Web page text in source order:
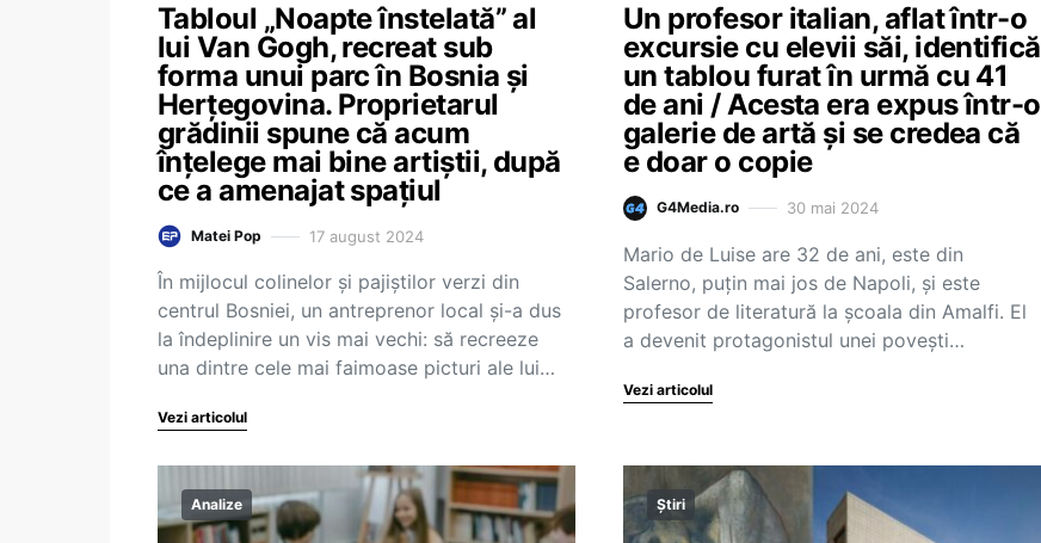
Tabloul „Noapte înstelată” al
lui Van Gogh, recreat sub
forma unui parc în Bosnia și
Herțegovina. Proprietarul
grădinii spune că acum
înțelege mai bine artiștii, după
ce a amenajat spațiul
Matei Pop 17 august 2024
În mijlocul colinelor şi pajiştilor verzi din
centrul Bosniei, un antreprenor local şi-a dus
la îndeplinire un vis mai vechi: să recreeze
una dintre cele mai faimoase picturi ale lui…
Vezi articolul
Un profesor italian, aflat într-o
excursie cu elevii săi, identifică
un tablou furat în urmă cu 41
de ani / Acesta era expus într-o
galerie de artă și se credea că
e doar o copie
G4Media.ro 30 mai 2024
Mario de Luise are 32 de ani, este din
Salerno, puțin mai jos de Napoli, și este
profesor de literatură la școala din Amalfi. El
a devenit protagonistul unei povești…
Vezi articolul
Analize Știri